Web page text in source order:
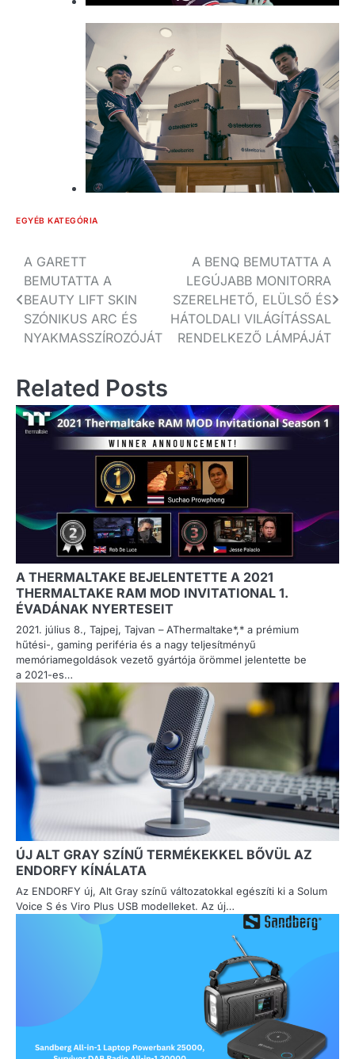
EGYÉB KATEGÓRIA
Bejegyzés
navigáció
A GARETT
BEMUTATTA A
BEAUTY LIFT SKIN
SZÓNIKUS ARC ÉS
NYAKMASSZÍROZÓJÁT
A BENQ BEMUTATTA A
LEGÚJABB MONITORRA
SZERELHETŐ, ELÜLSŐ ÉS
HÁTOLDALI VILÁGÍTÁSSAL
RENDELKEZŐ LÁMPÁJÁT
Related Posts
A THERMALTAKE BEJELENTETTE A 2021
THERMALTAKE RAM MOD INVITATIONAL 1.
ÉVADÁNAK NYERTESEIT
2021. július 8., Tajpej, Tajvan – AThermaltake*,* a prémium
hűtési-, gaming periféria és a nagy teljesítményű
memóriamegoldások vezető gyártója örömmel jelentette be
a 2021-es…
ÚJ ALT GRAY SZÍNŰ TERMÉKEKKEL BŐVÜL AZ
ENDORFY KÍNÁLATA
Az ENDORFY új, Alt Gray színű változatokkal egészíti ki a Solum
Voice S és Viro Plus USB modelleket. Az új…